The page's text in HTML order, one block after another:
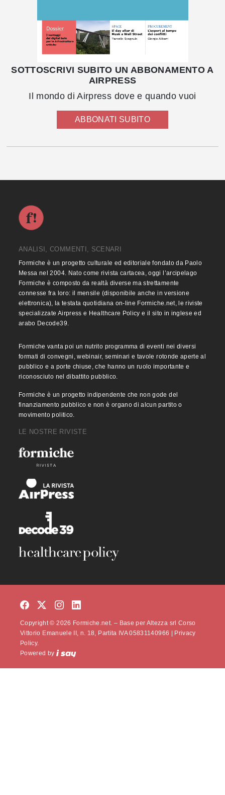
SOTTOSCRIVI SUBITO UN ABBONAMENTO A
AIRPRESS
Il mondo di Airpress dove e quando vuoi
ABBONATI SUBITO
ANALISI, COMMENTI, SCENARI
Formiche è un progetto culturale ed editoriale fondato da Paolo
Messa nel 2004. Nato come rivista cartacea, oggi l’arcipelago
Formiche è composto da realtà diverse ma strettamente
connesse fra loro: il mensile (disponibile anche in versione
elettronica), la testata quotidiana on-line Formiche.net, le riviste
specializzate Airpress e Healthcare Policy e il sito in inglese ed
arabo Decode39.
Formiche vanta poi un nutrito programma di eventi nei diversi
formati di convegni, webinair, seminari e tavole rotonde aperte al
pubblico e a porte chiuse, che hanno un ruolo importante e
riconosciuto nel dibattito pubblico.
Formiche è un progetto indipendente che non gode del
finanziamento pubblico e non è organo di alcun partito o
movimento politico.
LE NOSTRE RIVISTE
Copyright © 2026 Formiche.net. – Base per Altezza srl Corso
Vittorio Emanuele II, n. 18, Partita IVA 05831140966 |
Privacy
Policy.
Powered by